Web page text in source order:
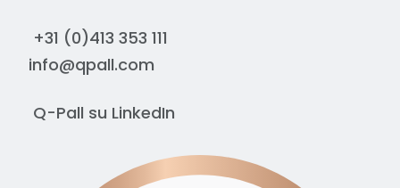
+31 (0)413 353 111
info@qpall.com
Q-Pall su LinkedIn